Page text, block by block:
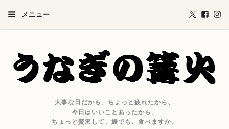
メニュー
大事な日だから、ちょっと疲れたから、
今日はいいことあったから、
ちょっと贅沢して、鰻でも、食べますか。